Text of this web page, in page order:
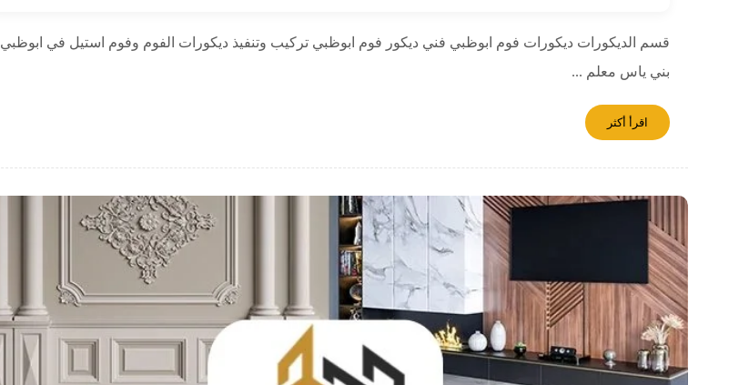
قسم الديكورات ديكورات فوم ابوظبي فني ديكور فوم ابوظبي تركيب وتنفيذ ديكورات الفوم وفوم استيل في ابوظبي
بني ياس معلم ...
اقرأ أكثر